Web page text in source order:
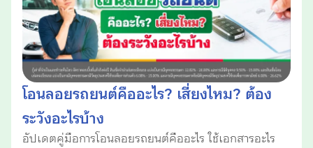
โอนลอยรถยนต์คืออะไร? เสี่ยงไหม? ต้อง
ระวังอะไรบ้าง
อัปเดตคู่มือการโอนลอยรถยนต์คืออะไร ใช้เอกสารอะไร